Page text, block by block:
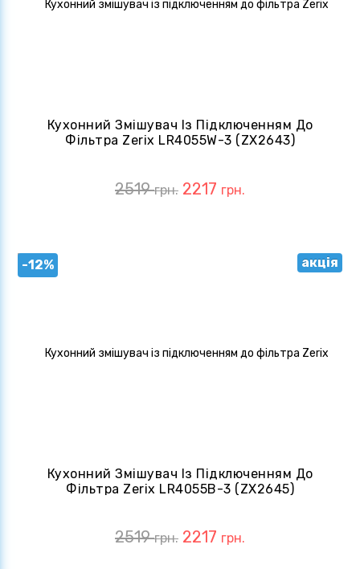
Кухонний Змішувач Із Підключенням До
Фільтра Zerix LR4055W-3 (ZX2643)
2519грн. 2217 грн.
-12% акція
Кухонний Змішувач Із Підключенням До
Фільтра Zerix LR4055B-3 (ZX2645)
2519грн. 2217 грн.